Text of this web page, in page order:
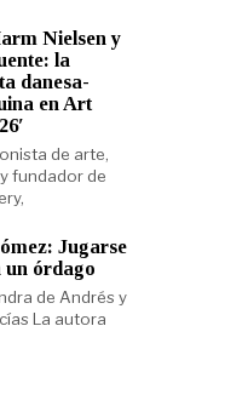
Nielsen y
la
danesa-
en Art
de arte,
fundador de
Jugarse
un órdago
de Andrés y
La autora